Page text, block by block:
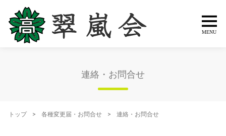
連絡・お問合せ
トップ > 各種変更届・お問合せ > 連絡・お問合せ